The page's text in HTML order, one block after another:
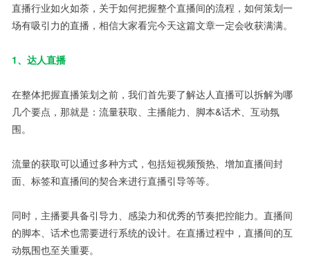
直播行业如火如荼，关于如何把握整个直播间的流程，如何策划一
场有吸引力的直播，相信大家看完今天这篇文章一定会收获满满。
1、达人直播
在整体把握直播策划之前，我们首先要了解达人直播可以拆解为哪
几个要点，那就是：流量获取、主播能力、脚本&话术、互动氛
围。
流量的获取可以通过多种方式，包括短视频预热、增加直播间封
面、标签和直播间的契合来进行直播引导等等。
同时，主播要具备引导力、感染力和优秀的节奏把控能力。直播间
的脚本、话术也需要进行系统的设计。在直播过程中，直播间的互
动氛围也至关重要。